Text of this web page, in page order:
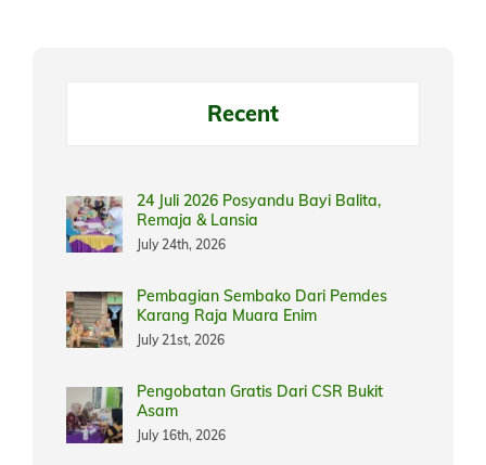
Recent
24 Juli 2026 Posyandu Bayi Balita,
Remaja & Lansia
July 24th, 2026
Pembagian Sembako Dari Pemdes
Karang Raja Muara Enim
July 21st, 2026
Pengobatan Gratis Dari CSR Bukit
Asam
July 16th, 2026